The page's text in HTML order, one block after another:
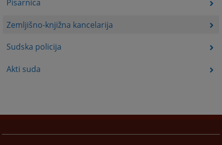
Pisarnica
Zemljišno-knjižna kancelarija
Sudska policija
Akti suda